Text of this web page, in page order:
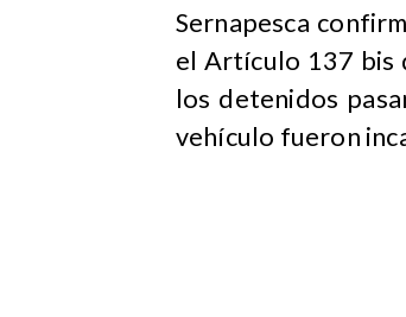
Sernapesca
el Artículo 137 bis
los detenidos
vehículo fueron